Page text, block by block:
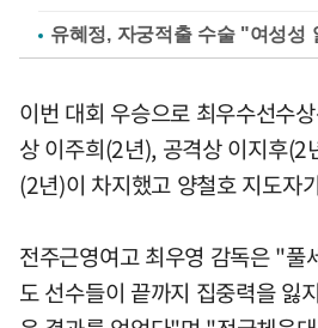
유혜정, 자궁적출 수술 "여성
이번 대회 우승으로 최우수선수
상 이주희(2년), 공격상 이지후(2
(2년)이 차지했고 양철호 지도자
전주근영여고 최우영 감독은 "풀
도 선수들이 끝까지 집중력을 잃